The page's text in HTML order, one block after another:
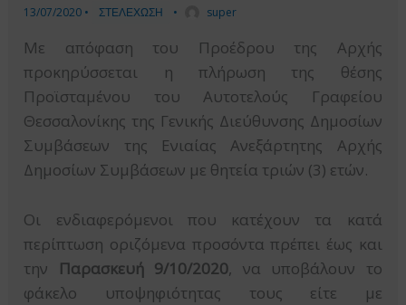
13/07/2020 • ΣΤΕΛΕΧΩΣΗ • super
Με απόφαση του Προέδρου της Αρχής
προκηρύσσεται η πλήρωση της θέσης
Προϊσταμένου του Αυτοτελούς Γραφείου
Θεσσαλονίκης της Γενικής Διεύθυνσης Δημοσίων
Συμβάσεων της Ενιαίας Ανεξάρτητης Αρχής
Δημοσίων Συμβάσεων με θητεία τριών (3) ετών.
Οι ενδιαφερόμενοι που κατέχουν τα κατά
περίπτωση οριζόμενα προσόντα πρέπει έως και
την Παρασκευή 9/10/2020, να υποβάλουν το
φάκελο υποψηφιότητας τους είτε με